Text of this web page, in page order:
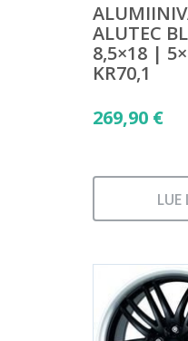
ALUTEC
8,5×18 |
KR70,1
269,90 €
LUE